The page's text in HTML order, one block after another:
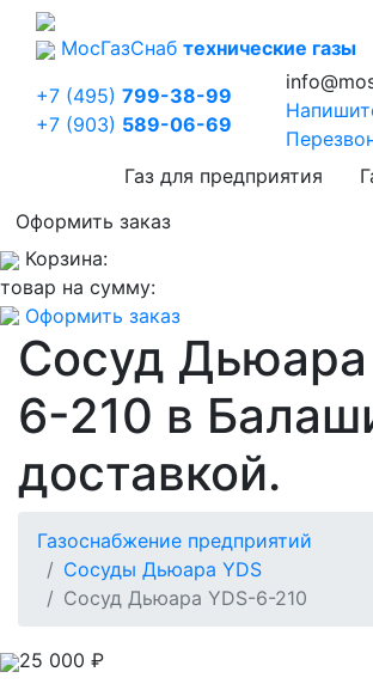
МосГазСнаб технические газы
+7 (495) 799-38-99
+7 (903) 589-06-69
Газ для предприятия
Оформить заказ
Корзина:
товар на сумму:
Оформить заказ
Сосуд Дьюара
6-210 в
доставкой.
Газоснабжение предприятий
Сосуды Дьюара YDS
Сосуд Дьюара YDS-6-210
25 000 ₽